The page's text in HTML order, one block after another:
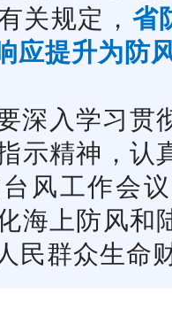
关规定， 省
应提升为防
深入学习贯
示精神，认
风工作会
海上防风和
民群众生命